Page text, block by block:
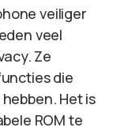
veiliger
veel
Ze
die
Het is
ROM te